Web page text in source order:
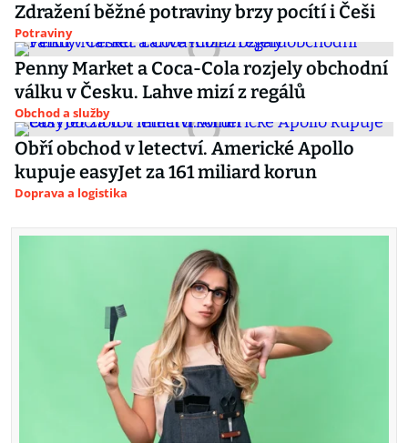
Zdražení běžné potraviny brzy pocítí i Češi
Potraviny
Penny Market a Coca-Cola rozjely obchodní
válku v Česku. Lahve mizí z regálů
Obchod a služby
Obří obchod v letectví. Americké Apollo
kupuje easyJet za 161 miliard korun
Doprava a logistika